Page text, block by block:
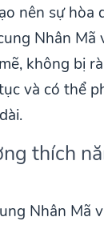
nên sự hòa
Nhân Mã
không bị
và có thể
thích
Nhân Mã